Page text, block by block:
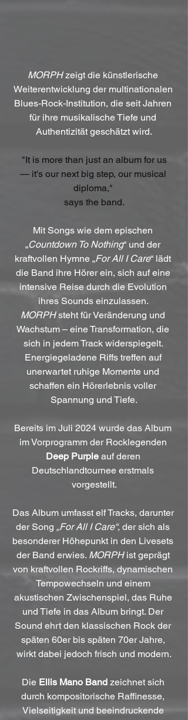
MORPH zeigt die künstlerische
Weiterentwicklung der multinationalen
Blues-Rock-Institution, die seit Jahren
für ihre musikalische Tiefe und
Authentizität geschätzt wird.
— it's our next big step, our musical
diploma,"
says the band.
Mit Songs wie dem epischen
„Countdown To Nothing“ und der
kraftvollen Hymne „For All I Care“ lädt
die Band ihre Hörer ein, sich auf eine
intensive Reise durch die Evolution
ihres Sounds einzulassen.
MORPH steht für Veränderung und
Wachstum – eine Transformation, die
sich in jedem Track widerspiegelt.
Energiegeladene Riffs treffen auf
unerwartet ruhige Momente und
schaffen ein Hörerlebnis voller
Spannung und Tiefe.
Bereits im Juli 2024 wurde das Album
im Vorprogramm der Rocklegenden
Deep Purple auf deren
Deutschlandtournee erstmals
vorgestellt.
Das Album umfasst elf Tracks, darunter
der Song „For All I Care“, der sich als
besonderer Höhepunkt in den Livesets
der Band erwies. MORPH ist geprägt
von kraftvollen Rockriffs, dynamischen
Tempowechseln und einem
akustischen Zwischenspiel, das Ruhe
und Tiefe in das Album bringt. Der
Sound ehrt den klassischen Rock der
späten 60er bis späten 70er Jahre,
wirkt dabei jedoch frisch und modern.
Die Ellis Mano Band zeichnet sich
durch kompositorische Raffinesse,
Vielseitigkeit und beeindruckende